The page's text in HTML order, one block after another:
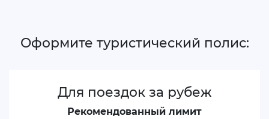
Оформите туристический полис:
Для поездок за рубеж
Рекомендованный лимит